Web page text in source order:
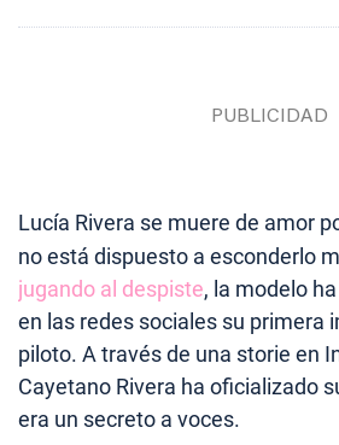
Lucía Rivera se muere de amor
no está dispuesto a esconderlo
jugando al despiste, la modelo
en las redes sociales su primera
piloto. A través de una storie en
Cayetano Rivera ha oficializado
era un secreto a voces.